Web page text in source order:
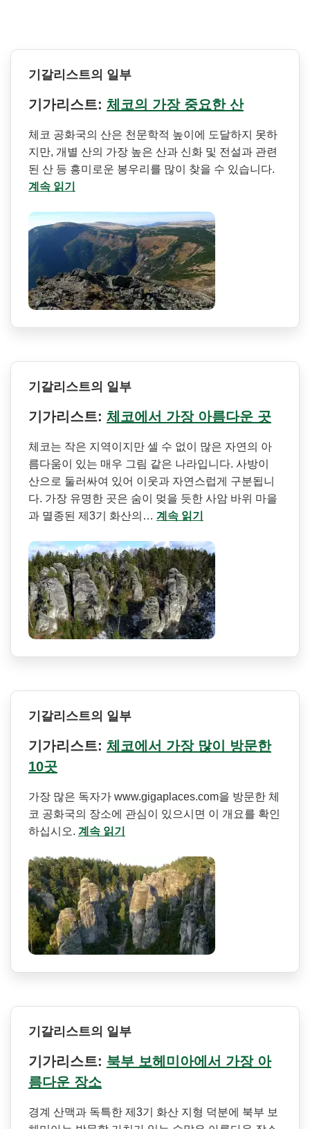
기갈리스트의 일부
기가리스트: 체코의 가장 중요한 산
체코 공화국의 산은 천문학적 높이에 도달하지 못하
지만, 개별 산의 가장 높은 산과 신화 및 전설과 관련
된 산 등 흥미로운 봉우리를 많이 찾을 수 있습니다.
계속 읽기
기갈리스트의 일부
기가리스트: 체코에서 가장 아름다운 곳
체코는 작은 지역이지만 셀 수 없이 많은 자연의 아
름다움이 있는 매우 그림 같은 나라입니다. 사방이
산으로 둘러싸여 있어 이웃과 자연스럽게 구분됩니
다. 가장 유명한 곳은 숨이 멎을 듯한 사암 바위 마을
과 멸종된 제3기 화산의… 계속 읽기
기갈리스트의 일부
기가리스트: 체코에서 가장 많이 방문한
10곳
가장 많은 독자가 www.gigaplaces.com을 방문한 체
코 공화국의 장소에 관심이 있으시면 이 개요를 확인
하십시오. 계속 읽기
기갈리스트의 일부
기가리스트: 북부 보헤미아에서 가장 아
름다운 장소
경계 산맥과 독특한 제3기 화산 지형 덕분에 북부 보